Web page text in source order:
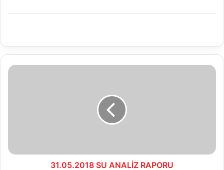
31.05.2018
31.05.2018 SU ANALİZ RAPORU